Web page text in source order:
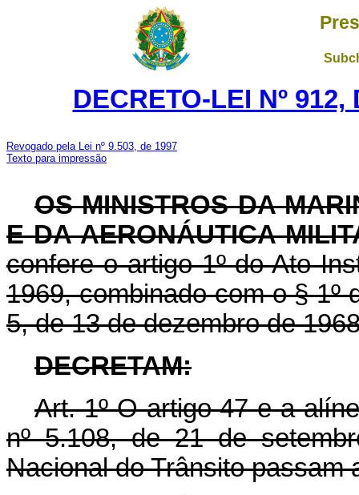
DECRETO-LEI Nº
Revogado pela Lei nº 9.503, de 1997
Texto para impressão
OS MINISTROS DA
E DA AERONÁUTICA
confere o artigo 1º do Ato
1969, combinado com o § 1º
5, de 13 de dezembro de
DECRETAM:
Art. 1º O artigo 47 e a
nº 5.108, de 21 de
Nacional do Trânsito passam